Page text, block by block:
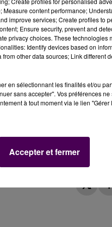
pensions notamment.
ailleurs en France,
d’achat, la suppression
de toutes les pensions
un minimum de pension à
syndicales et
content performance;
improve services; Create profiles to
Ensure security, prevent and
privacy choices. These technologies
Identify devices based on
other data sources; Link different
en sélectionnant les finalités et/ou
sans accepter". Vos préférences
à tout moment via le lien
Accepter et fermer